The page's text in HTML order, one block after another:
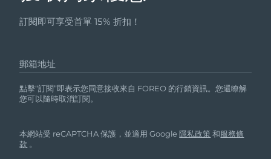
訂閱即可享受首單 15% 折扣！
郵箱地址
點擊“訂閱”即表示您同意接收來自 FOREO 的行銷資訊。您還瞭解
您可以隨時取消訂閱。
本網站受 reCAPTCHA 保護，並適用 Google隱私政策 和服務條
款 。